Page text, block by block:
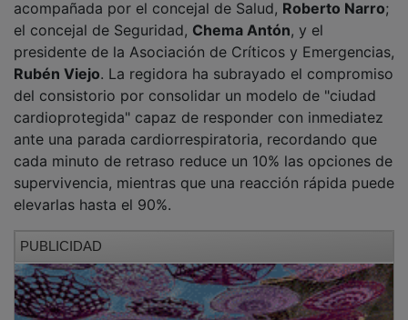
el concejal de Seguridad,Chema Antón, y el
presidente de la Asociación de Críticos y Emergencias,
Rubén Viejo. La regidora ha subrayado el compromiso
del consistorio por consolidar un modelo de "ciudad
cardioprotegida" capaz de responder con inmediatez
ante una parada cardiorrespiratoria, recordando que
cada minuto de retraso reduce un 10% las opciones de
supervivencia, mientras que una reacción rápida puede
elevarlas hasta el 90%.